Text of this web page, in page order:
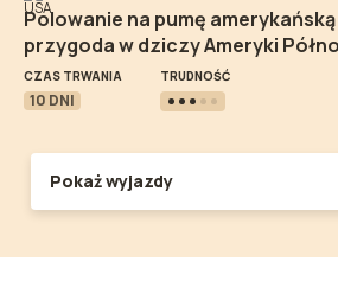
Polowanie na pumę amerykańską
przygoda w dziczy Ameryki
CZAS TRWANIA
10 DNI
TRUDNOŚĆ
Pokaż wyjazdy